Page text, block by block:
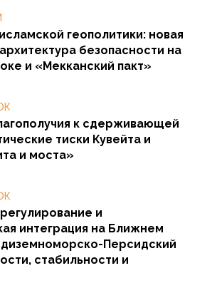
геополитики: новая
безопасности на
и «Мекканский пакт»
к сдерживающей
тиски Кувейта и
и моста»
и
интеграция на Ближнем
Персидский
стабильности и